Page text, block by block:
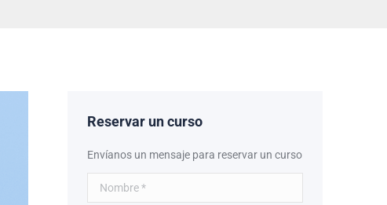
Reservar un curso
Envíanos un mensaje para reservar un curso
Nombre *